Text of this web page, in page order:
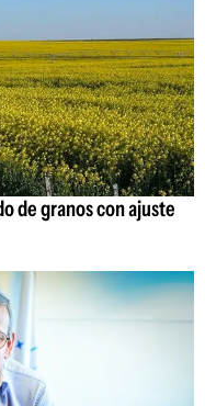
de granos con ajuste